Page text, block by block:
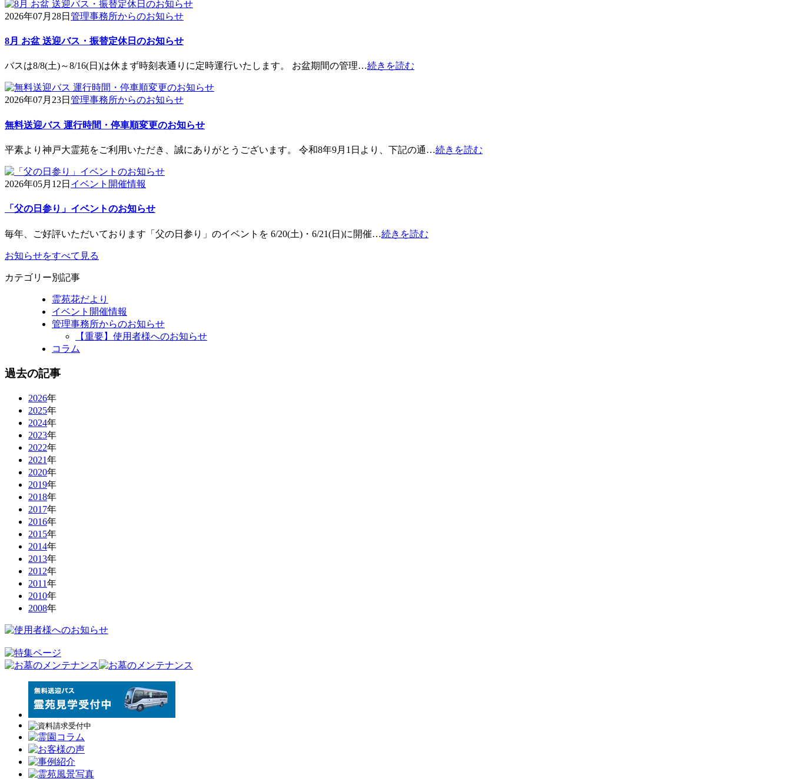
2026年07月28日 管理事務所からのお知らせ
8月 お盆 送迎バス・振替定休日のお知らせ
バスは8/8(土)～8/16(日)は休まず時刻表通りに定時運行いたします。 お盆期間の管理…続きを読む
2026年07月23日 管理事務所からのお知らせ
無料送迎バス 運行時間・停車順変更のお知らせ
平素より神戸大霊苑をご利用いただき、誠にありがとうございます。 令和8年9月1日より、下記の通…続きを読む
2026年05月12日 イベント開催情報
「父の日参り」イベントのお知らせ
毎年、ご好評いただいております「父の日参り」のイベントを 6/20(土)・6/21(日)に開催…続きを読む
お知らせをすべて見る
カテゴリー別記事
霊苑花だより
イベント開催情報
管理事務所からのお知らせ
【重要】使用者様へのお知らせ
コラム
過去の記事
2026年
2025年
2024年
2023年
2022年
2021年
2020年
2019年
2018年
2017年
2016年
2015年
2014年
2013年
2012年
2011年
2010年
2008年